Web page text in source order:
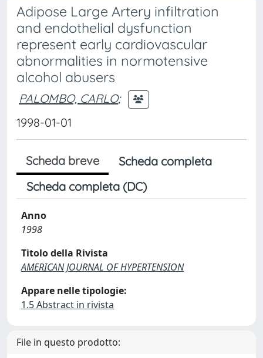
Adipose Large Artery infiltration
and endothelial dysfunction
represent early cardiovascular
abnormalities in normotensive
alcohol abusers
PALOMBO, CARLO;
1998-01-01
Scheda breve
Scheda completa
Scheda completa (DC)
Anno
1998
Titolo della Rivista
AMERICAN JOURNAL OF HYPERTENSION
Appare nelle tipologie:
1.5 Abstract in rivista
File in questo prodotto: